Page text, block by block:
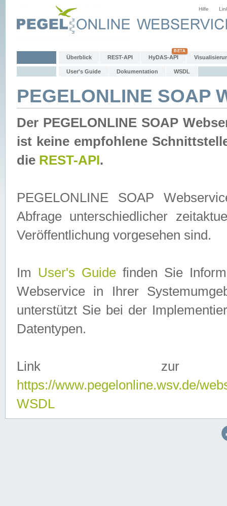
Hilfe
Überblick REST-API HyDAS-API
User's Guide Dokumentation WSDL
PEGELONLINE SOAP
Der PEGELONLINE SOAP
ist keine empfohlene
die REST-API.
PEGELONLINE SOAP
Abfrage unterschiedlicher
Veröffentlichung vorgesehen sind.
Im User's Guidefinden Sie
Webservice in Ihrer
unterstützt Sie bei der
Datentypen.
Link zur
https://www.pegelonline.wsv.de/
WSDL